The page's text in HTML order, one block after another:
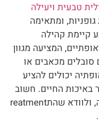
טבעית ויעילה
ומתאימה
קיימת קהילה
המציעה מגוון
מכאבים או
יכולים להציע
החיים. חשוב
לבחור במטפל מקצועי ומנוסה, ולוודא שהתreatment